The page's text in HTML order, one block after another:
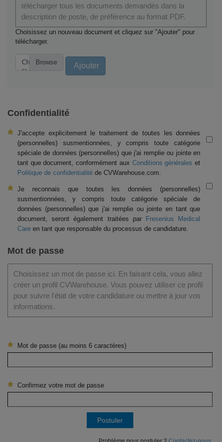
télécharger tous les documents demandés dans la
description de poste, de préférence au format PDF.
Choisissez un nouveau document et cliquez sur "Ajouter" pour
télécharger.
Choose
file...
Ajouter
Confidentialité
J'accepte explicitement le traitement de toutes les données
(personnelles) susmentionnées, y compris toute catégorie
spéciale de données (personnelles) que j'ai remplie ou jointe en
tant que document, conformément aux Conditions générales et
Politique de confidentialité de CVWarehouse.com.
Je reconnais que toutes les données (personnelles)
susmentionnées, y compris toute catégorie spéciale de
données (personnelles) que j'ai remplie ou jointe en tant que
document, seront également traitées par
Fresenius Medical
Care en tant que responsable du processus de candidature.
Mot de passe
Choisissez un mot de passe ici. En faisant cela, vous allez
créer un profil CVWarehouse. Vous pouvez utiliser ce profil
pour suivre l'état de votre candidature ou mettre à jour vos
informations.
Mot de passe (au moins 6 caractères)
Confirmez votre mot de passe
Postuler